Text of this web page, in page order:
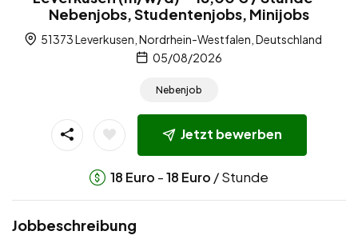
Nebenjobs, Studentenjobs, Minijobs
51373 Leverkusen, Nordrhein-Westfalen, Deutschland
05/08/2026
Nebenjob
Jetzt bewerben
18 Euro -18 Euro / Stunde
Jobbeschreibung